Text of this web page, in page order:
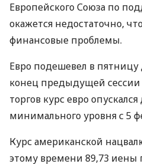
Европейского Союза по
окажется недостаточно,
финансовые проблемы.
Евро подешевел в пятницу
конец предыдущей
торгов курс евро опускался
минимального уровня с 5
Курс американской
этому времени 89,73 иены